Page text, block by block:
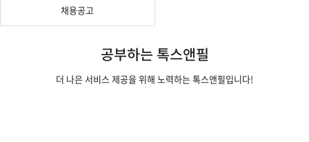
채용공고
공부하는 톡스앤필
더 나은 서비스 제공을 위해 노력하는 톡스앤필입니다!